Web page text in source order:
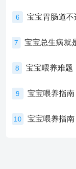
6
7
8
9 宝宝喂养指
10 宝宝喂养指